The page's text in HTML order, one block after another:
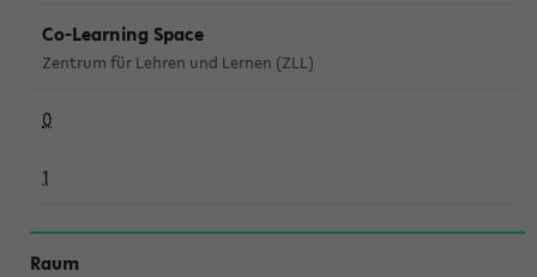
Co-Learning Space
Zentrum für Lehren und Lernen (ZLL)
0
1